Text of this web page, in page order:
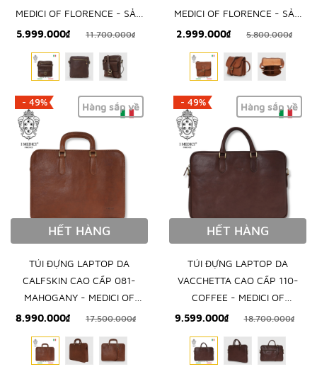
MEDICI OF FLORENCE - SẢN
XUẤT THỦ CÔNG TẠI ITALY
5.999.000₫ 11.700.000₫
MEDICI OF FLORENCE - SẢN
XUẤT THỦ CÔNG TẠI ITALY
2.999.000₫ 5.800.000₫
- 49% Hàng sắp về
HẾT HÀNG
TÚI ĐỰNG LAPTOP DA
CALFSKIN CAO CẤP 081-
MAHOGANY - MEDICI OF
FLORENCE - SẢN XUẤT THỦ
8.990.000₫ 17.500.000₫
- 49% Hàng sắp về
HẾT HÀNG
TÚI ĐỰNG LAPTOP DA
VACCHETTA CAO CẤP 110-
COFFEE - MEDICI OF
FLORENCE - SẢN XUẤT THỦ
9.599.000₫ 18.700.000₫